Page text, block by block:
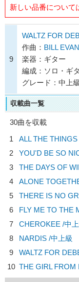
新しい品番について
9
WALTZ FOR
作曲： BILL
楽器：ギター
編成：ソロ・ギ
グレード：中上級
収載曲一覧
30曲を収載
1
ALL THE
2
YOU'D BE SO
3
THE DAYS OF
4
ALONE
5
THERE IS NO
6
FLY ME TO THE
7
CHEROKEE /中
8
NARDIS /中上級
9
WALTZ FOR
10 THE GIRL FROM